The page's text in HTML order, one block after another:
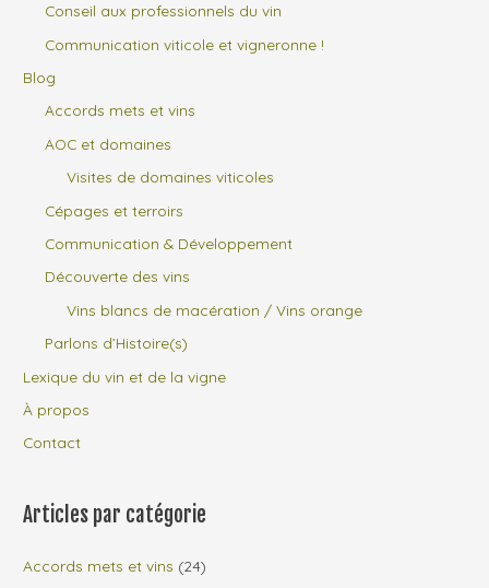
Conseil aux professionnels du vin
Communication viticole et vigneronne !
Blog
Accords mets et vins
AOC et domaines
Visites de domaines viticoles
Cépages et terroirs
Communication & Développement
Découverte des vins
Vins blancs de macération / Vins orange
Parlons d’Histoire(s)
Lexique du vin et de la vigne
À propos
Contact
Articles par catégorie
Accords mets et vins (24)